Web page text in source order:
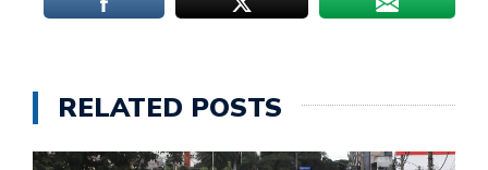
RELATED POSTS